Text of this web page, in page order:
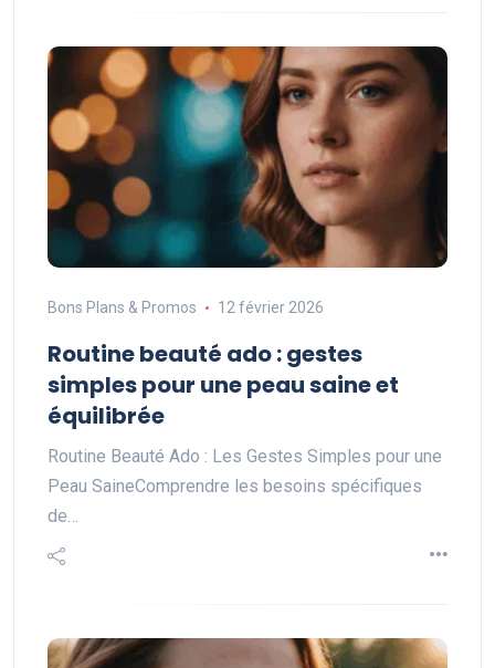
Bons Plans & Promos 12 février 2026
Routine beauté ado : gestes
simples pour une peau saine et
équilibrée
Routine Beauté Ado : Les Gestes Simples pour une
Peau SaineComprendre les besoins spécifiques
de…